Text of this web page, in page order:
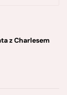
z Charlesem